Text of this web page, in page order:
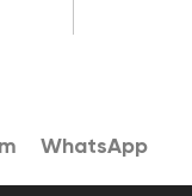
WhatsApp